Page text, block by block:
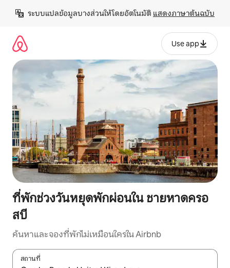
เนื้อหา
ระบบแปลข้อมูลบางส่วนให้โดยอัตโนมัติ แสดงภาษาต้นฉบับ
Use app
ที่พักช่วงวันหยุดพักผ่อนใน ชายหาดครอ
สบี
ค้นหาและจองที่พักไม่เหมือนใครใน Airbnb
สถานที่